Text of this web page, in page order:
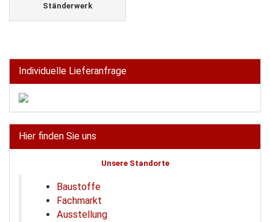
Ständerwerk
Individuelle Lieferanfrage
Hier finden Sie uns
Unsere Standorte
Baustoffe
Fachmarkt
Ausstellung